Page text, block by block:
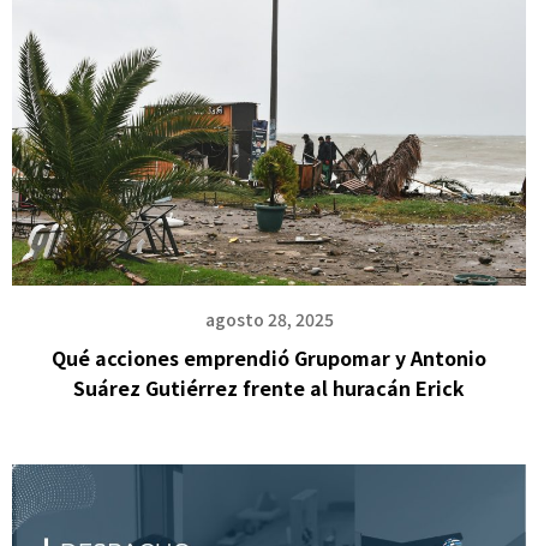
agosto 28, 2025
Qué acciones emprendió Grupomar y Antonio
Suárez Gutiérrez frente al huracán Erick